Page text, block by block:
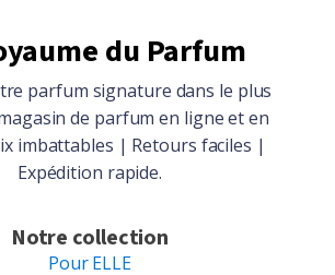
du Parfum
parfum signature dans le plus
de parfum en ligne et en
imbattables | Retours faciles |
Expédition rapide.
Notre collection
Pour ELLE